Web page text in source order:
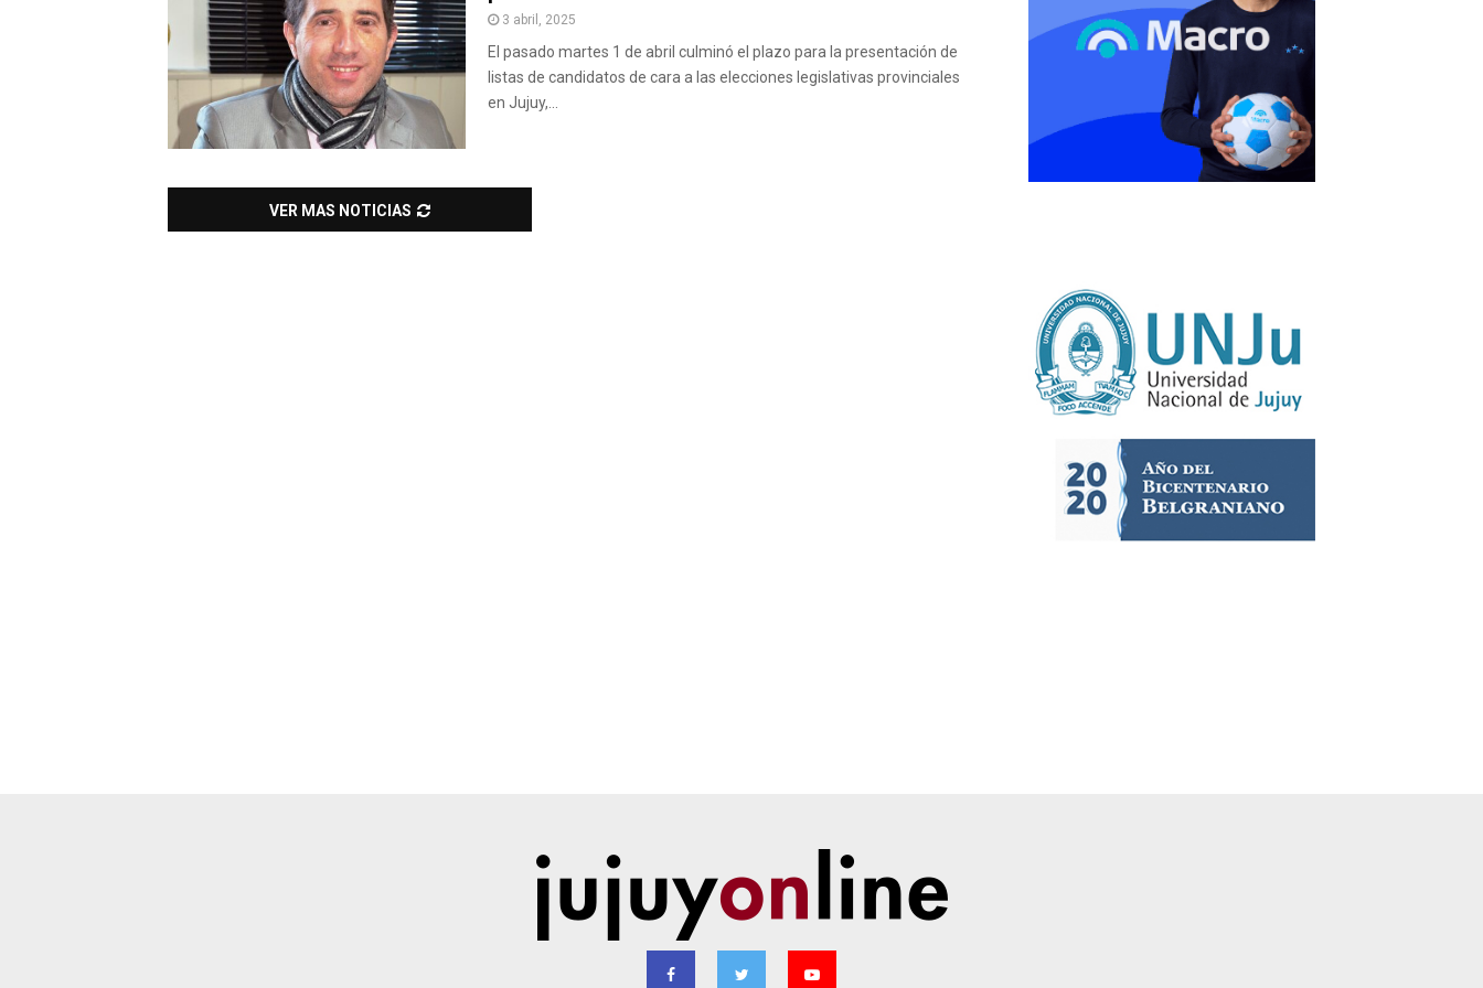
3 abril, 2025
El pasado martes 1 de abril culminó el plazo para la presentación de
listas de candidatos de cara a las elecciones legislativas provinciales
en Jujuy,...
VER MAS NOTICIAS